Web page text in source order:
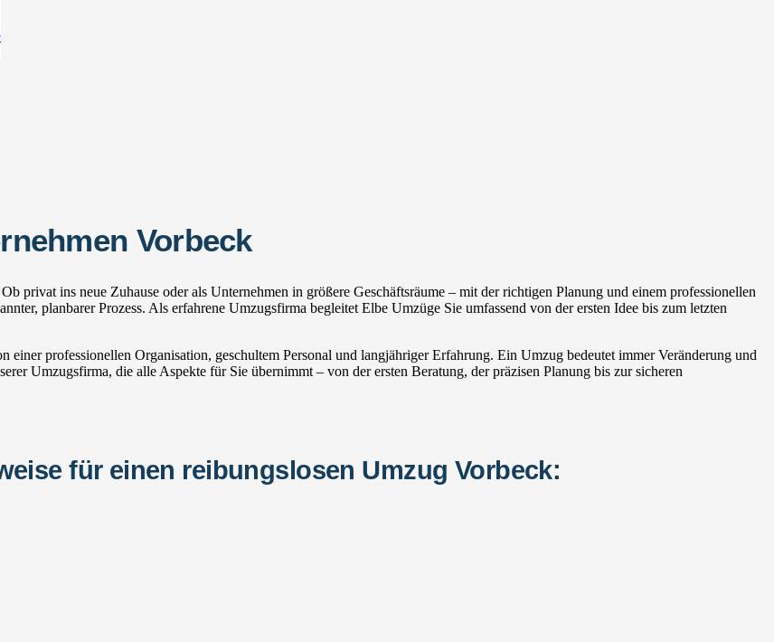
Vorbeck
privat ins neue Zuhause oder als Unternehmen in größere Geschäftsräume – mit der richtigen Planung und einem professionellen
planbarer Prozess. Als erfahrene Umzugsfirma begleitet Elbe Umzüge Sie umfassend von der ersten Idee bis zum letzten
professionellen Organisation, geschultem Personal und langjähriger Erfahrung. Ein Umzug bedeutet immer Veränderung und
Umzugsfirma, die alle Aspekte für Sie übernimmt – von der ersten Beratung, der präzisen Planung bis zur sicheren
für einen reibungslosen Umzug Vorbeck: